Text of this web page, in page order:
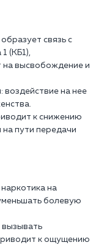
связь с
(КБ1),
на высвобождение и
воздействие на нее
к снижению
пути передачи
на
болевую
к ощущению